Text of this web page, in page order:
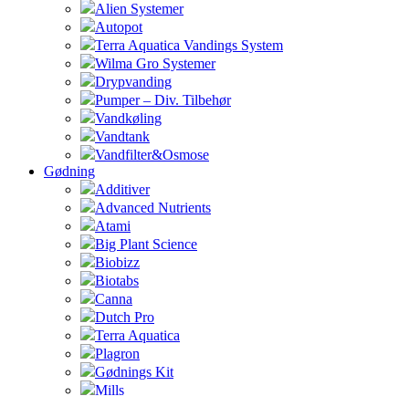
Alien Systemer
Autopot
Terra Aquatica Vandings System
Wilma Gro Systemer
Drypvanding
Pumper – Div. Tilbehør
Vandkøling
Vandtank
Vandfilter&Osmose
Gødning
Additiver
Advanced Nutrients
Atami
Big Plant Science
Biobizz
Biotabs
Canna
Dutch Pro
Terra Aquatica
Plagron
Gødnings Kit
Mills